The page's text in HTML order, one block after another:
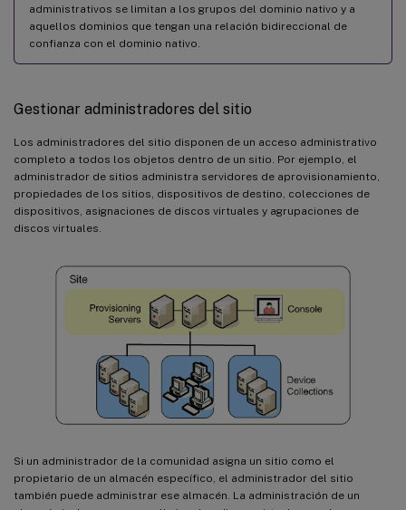
administrativos se limitan a los grupos del dominio nativo y a
aquellos dominios que tengan una relación bidireccional de
confianza con el dominio nativo.
Gestionar administradores del sitio
Los administradores del sitio disponen de un acceso administrativo
completo a todos los objetos dentro de un sitio. Por ejemplo, el
administrador de sitios administra servidores de aprovisionamiento,
propiedades de los sitios, dispositivos de destino, colecciones de
dispositivos, asignaciones de discos virtuales y agrupaciones de
discos virtuales.
Si un administrador de la comunidad asigna un sitio como el
propietario de un almacén específico, el administrador del sitio
también puede administrar ese almacén. La administración de un